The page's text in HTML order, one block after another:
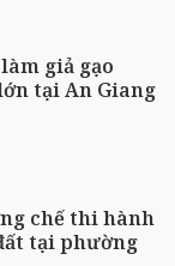
giả gạo
tại An Giang
chế thi hành
tại phường